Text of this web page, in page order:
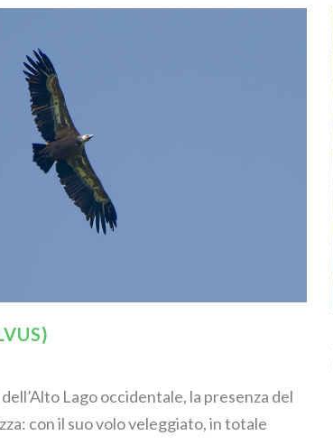
Lago occidentale, la presenza del
con il suo volo veleggiato, in totale